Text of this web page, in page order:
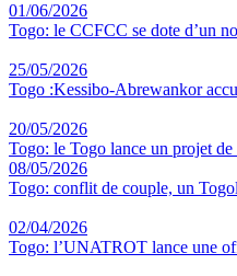
01/06/2026
Togo: le CCFCC se dote d’un
25/05/2026
Togo :Kessibo-Abrewankor
20/05/2026
Togo: le Togo lance un projet
08/05/2026
Togo: conflit de couple, un
02/04/2026
Togo: l’UNATROT lance une